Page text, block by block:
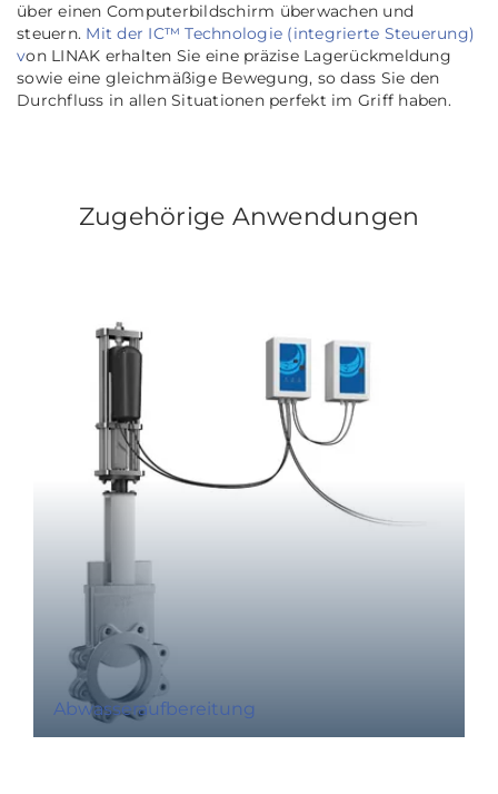
über einen Computerbildschirm überwachen und
steuern. Mit der IC™ Technologie (integrierte Steuerung)
von LINAK erhalten Sie eine präzise Lagerückmeldung
sowie eine gleichmäßige Bewegung, so dass Sie den
Durchfluss in allen Situationen perfekt im Griff haben.
Zugehörige Anwendungen
Abwasseraufbereitung